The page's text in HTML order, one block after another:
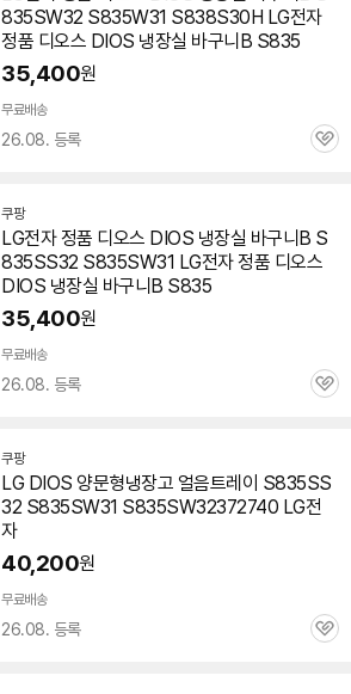
835SW32 S835W31 S838S30H LG전자
정품 디오스 DIOS 냉장실 바구니B S835
35,400원
무료배송
26.08. 등록
관
쿠팡
LG전자 정품 디오스 DIOS 냉장실 바구니B S
835SS32 S835SW31 LG전자 정품 디오스
DIOS 냉장실 바구니B S835
35,400원
무료배송
26.08. 등록
관
쿠팡
LG DIOS 양문형냉장고 얼음트레이 S835SS
32 S835SW31 S835SW32372740 LG전
자
40,200원
무료배송
26.08. 등록
관